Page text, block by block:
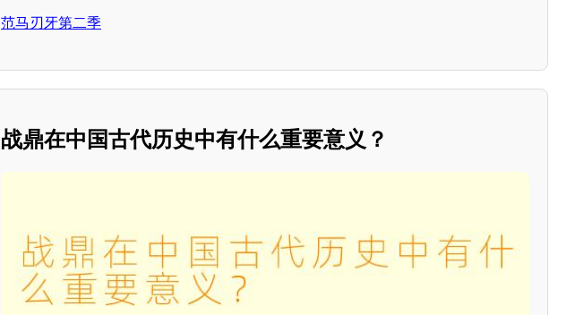
范马刃牙第二季
战鼎在中国古代历史中有什么重要意义？